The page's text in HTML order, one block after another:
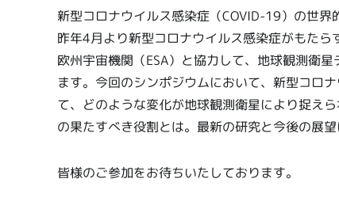
新型コロナウイルス感染症（COVID-19）の世界
昨年4月より新型コロナウイルス感染症がもたら
欧州宇宙機関（ESA）と協力して、地球観測衛
ます。今回のシンポジウムにおいて、新型コロ
て、どのような変化が地球観測衛星により捉え
の果たすべき役割とは。最新の研究と今後の展望
皆様のご参加をお待ちいたしております。